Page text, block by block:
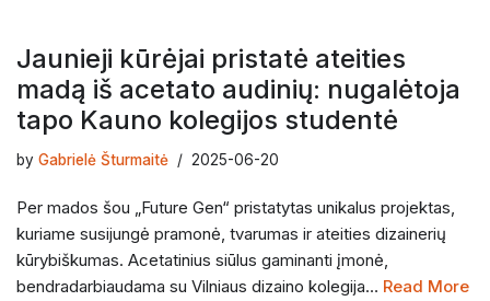
Jaunieji kūrėjai pristatė ateities
madą iš acetato audinių: nugalėtoja
tapo Kauno kolegijos studentė
by Gabrielė Šturmaitė 2025-06-20
Per mados šou „Future Gen“ pristatytas unikalus projektas,
kuriame susijungė pramonė, tvarumas ir ateities dizainerių
kūrybiškumas. Acetatinius siūlus gaminanti įmonė,
bendradarbiaudama su Vilniaus dizaino kolegija… Read More